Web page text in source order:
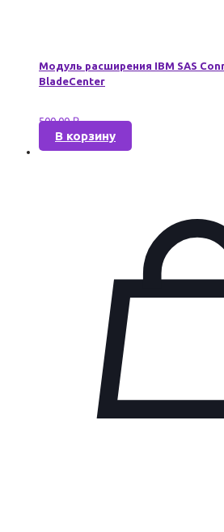
Модуль расширения IBM SAS
BladeCenter
500,00₽
В корзину